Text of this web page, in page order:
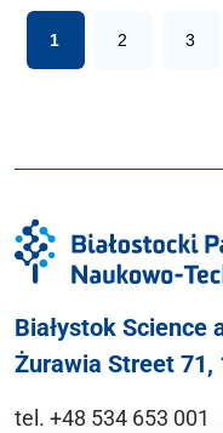
1 2 3
Białystok Science
Żurawia Street 71,
tel. +48 534 653 001